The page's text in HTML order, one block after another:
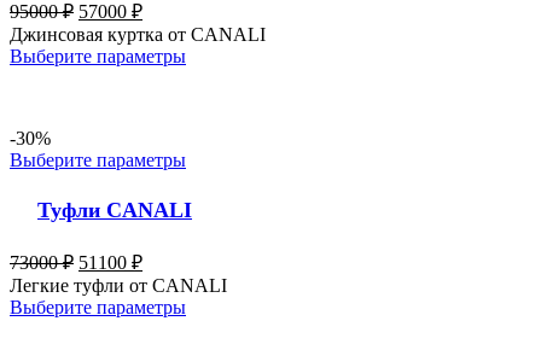
95000₽ 57000 ₽
Джинсовая куртка от CANALI
Выберите параметры
-30%
Выберите параметры
Туфли CANALI
73000₽ 51100 ₽
Легкие туфли от CANALI
Выберите параметры